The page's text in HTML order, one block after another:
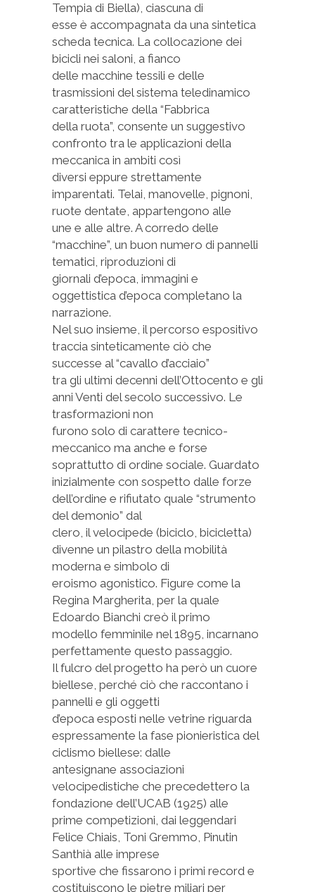
Tempia di Biella), ciascuna di
esse è accompagnata da una sintetica
scheda tecnica. La collocazione dei
bicicli nei saloni, a fianco
delle macchine tessili e delle
trasmissioni del sistema teledinamico
caratteristiche della “Fabbrica
della ruota”, consente un suggestivo
confronto tra le applicazioni della
meccanica in ambiti così
diversi eppure strettamente
imparentati. Telai, manovelle, pignoni,
ruote dentate, appartengono alle
une e alle altre. A corredo delle
“macchine”, un buon numero di pannelli
tematici, riproduzioni di
giornali d’epoca, immagini e
oggettistica d’epoca completano la
narrazione.
Nel suo insieme, il percorso espositivo
traccia sinteticamente ciò che
successe al “cavallo d’acciaio”
tra gli ultimi decenni dell’Ottocento e gli
anni Venti del secolo successivo. Le
trasformazioni non
furono solo di carattere tecnico-
meccanico ma anche e forse
soprattutto di ordine sociale. Guardato
inizialmente con sospetto dalle forze
dell’ordine e rifiutato quale “strumento
del demonio” dal
clero, il velocipede (biciclo, bicicletta)
divenne un pilastro della mobilità
moderna e simbolo di
eroismo agonistico. Figure come la
Regina Margherita, per la quale
Edoardo Bianchi creò il primo
modello femminile nel 1895, incarnano
perfettamente questo passaggio.
Il fulcro del progetto ha però un cuore
biellese, perché ciò che raccontano i
pannelli e gli oggetti
d’epoca esposti nelle vetrine riguarda
espressamente la fase pionieristica del
ciclismo biellese: dalle
antesignane associazioni
velocipedistiche che precedettero la
fondazione dell’UCAB (1925) alle
prime competizioni, dai leggendari
Felice Chiais, Toni Gremmo, Pinutin
Santhià alle imprese
sportive che fissarono i primi record e
costituiscono le pietre miliari per